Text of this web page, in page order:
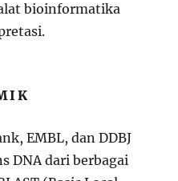
bioinformatika
EMBL, dan DDBJ
DNA dari berbagai